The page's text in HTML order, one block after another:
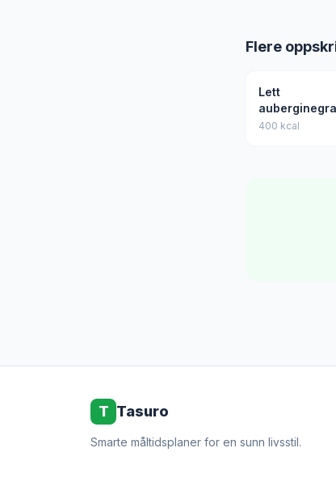
Flere
Lett
400 kcal
T Tasuro
Smarte måltidsplaner for en sunn livsstil.